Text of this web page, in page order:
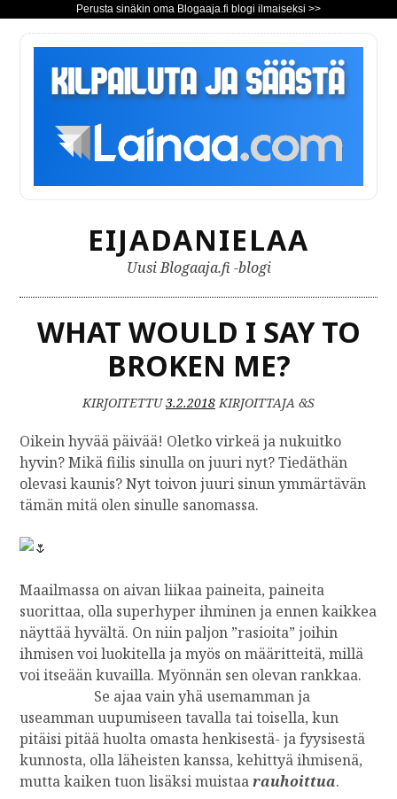
Perusta sinäkin oma Blogaaja.fi blogi ilmaiseksi >>
S
i
ö
EIJADANIELAA
Uusi Blogaaja.fi -blogi
WHAT WOULD I SAY TO
BROKEN ME?
KIRJOITETTU3.2.2018KIRJOITTAJA &S
Oikein hyvää päivää! Oletko virkeä ja nukuitko
hyvin? Mikä fiilis sinulla on juuri nyt? Tiedäthän
olevasi kaunis? Nyt toivon juuri sinun ymmärtävän
tämän mitä olen sinulle sanomassa.
Maailmassa on aivan liikaa paineita, paineita
suorittaa, olla superhyper ihminen ja ennen kaikkea
näyttää hyvältä. On niin paljon ”rasioita” joihin
ihmisen voi luokitella ja myös on määritteitä, millä
voi itseään kuvailla. Myönnän sen olevan rankkaa.
Se ajaa vain yhä usemamman ja
useamman uupumiseen tavalla tai toisella, kun
pitäisi pitää huolta omasta henkisestä- ja fyysisestä
kunnosta, olla läheisten kanssa, kehittyä ihmisenä,
mutta kaiken tuon lisäksi muistaarauhoittua.